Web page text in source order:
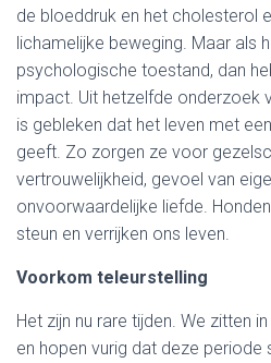
de bloeddruk en het cholesterol
lichamelijke beweging. Maar als
psychologische toestand, dan
impact. Uit hetzelfde onderzoek
is gebleken dat het leven met
geeft. Zo zorgen ze voor
vertrouwelijkheid, gevoel van
onvoorwaardelijke liefde.
steun en verrijken ons leven.
Voorkom teleurstelling
Het zijn nu rare tijden. We zitten
en hopen vurig dat deze periode